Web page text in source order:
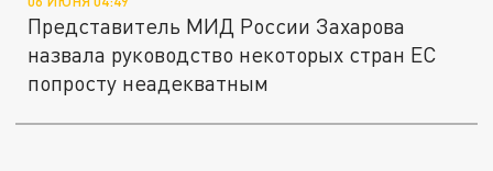
Представитель МИД России Захарова
назвала руководство некоторых стран ЕС
попросту неадекватным